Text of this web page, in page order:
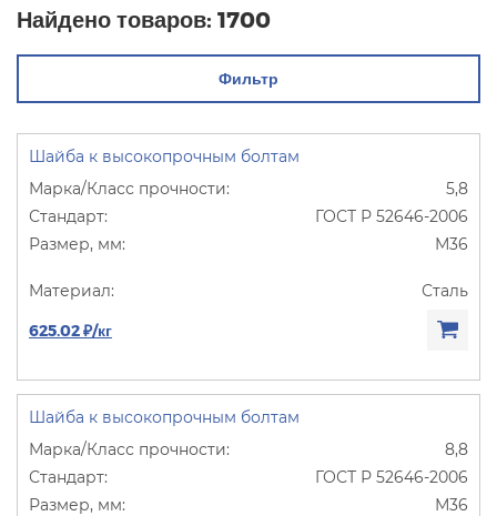
Найдено товаров: 1700
Фильтр
Шайба к высокопрочным болтам
5,8
ГОСТ Р 52646-2006
М36
Сталь
625.02 ₽/кг
Шайба к высокопрочным болтам
8,8
ГОСТ Р 52646-2006
М36